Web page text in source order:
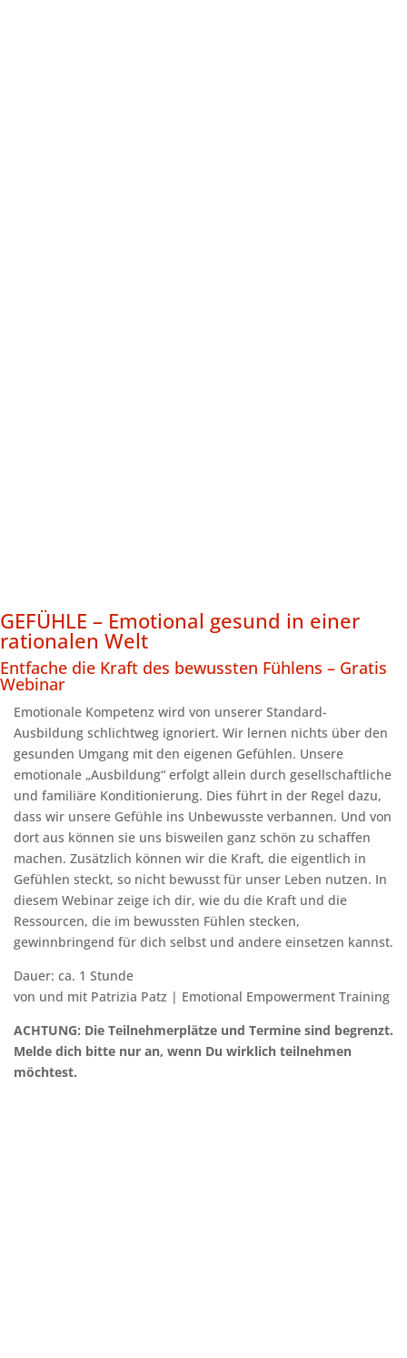
GEFÜHLE – Emotional gesund in einer
rationalen Welt
Entfache die Kraft des bewussten Fühlens – Gratis
Webinar
Emotionale Kompetenz wird von unserer Standard-
Ausbildung schlichtweg ignoriert. Wir lernen nichts über den
gesunden Umgang mit den eigenen Gefühlen. Unsere
emotionale „Ausbildung“ erfolgt allein durch gesellschaftliche
und familiäre Konditionierung. Dies führt in der Regel dazu,
dass wir unsere Gefühle ins Unbewusste verbannen. Und von
dort aus können sie uns bisweilen ganz schön zu schaffen
machen. Zusätzlich können wir die Kraft, die eigentlich in
Gefühlen steckt, so nicht bewusst für unser Leben nutzen. In
diesem Webinar zeige ich dir, wie du die Kraft und die
Ressourcen, die im bewussten Fühlen stecken,
gewinnbringend für dich selbst und andere einsetzen kannst.
Dauer: ca. 1 Stunde
von und mit Patrizia Patz | Emotional Empowerment Training
ACHTUNG: Die Teilnehmerplätze und Termine sind begrenzt.
Melde dich bitte nur an, wenn Du wirklich teilnehmen
möchtest.